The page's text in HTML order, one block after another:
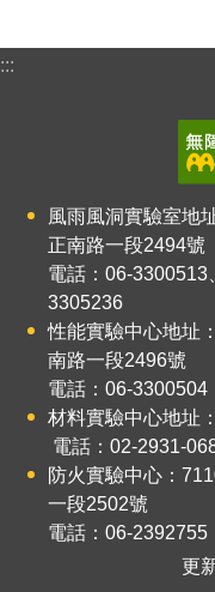
:::
風雨風洞實驗室地
正南路一段2494號
電話：06-
3305236
性能實驗中心地址
南路一段2496號
電話：06-
材料實驗中心地址
電話：02-2931-
防火實驗中心：
一段2502號
電話：06-
更